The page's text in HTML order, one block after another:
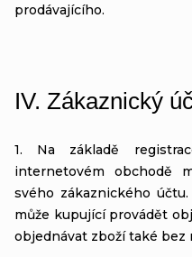
prodávajícího.
IV. Zákaznický
1. Na základě
internetovém obchodě
svého zákaznického
může kupující provádět
objednávat zboží také bez